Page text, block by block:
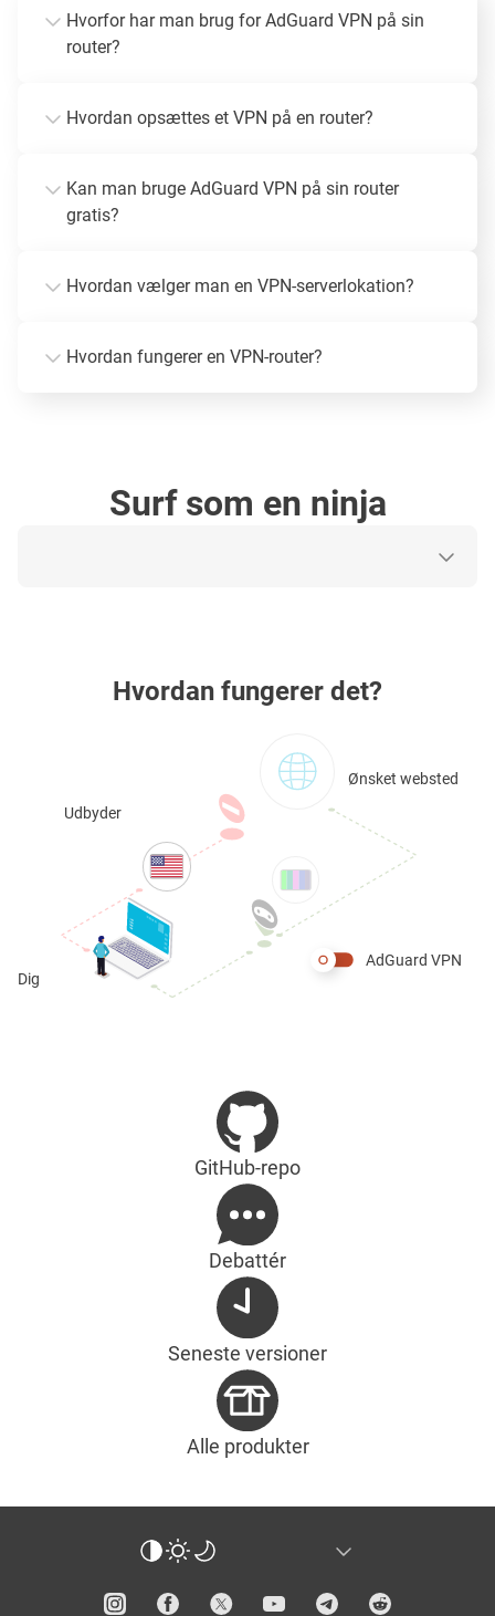
Hvorfor har man brug for AdGuard VPN på sin
router?
Hvordan opsættes et VPN på en router?
Kan man bruge AdGuard VPN på sin router
gratis?
Hvordan vælger man en VPN-serverlokation?
Hvordan fungerer en VPN-router?
Surf som en ninja
Hvordan fungerer det?
Udbyder
Dig
Ønsket websted
AdGuard VPN
GitHub-repo
Debattér
Seneste versioner
Alle produkter